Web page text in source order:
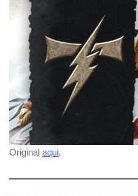
Original aqui.